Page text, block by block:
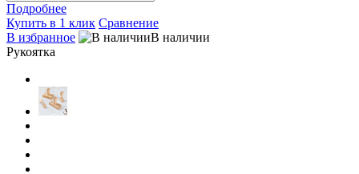
Подробнее
Купить в 1 клик Сравнение
В избранное
В наличии
Рукоятка